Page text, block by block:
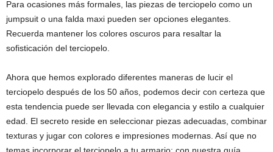
Para ocasiones más formales, las piezas de terciopelo como un
jumpsuit o una falda maxi pueden ser opciones elegantes.
Recuerda mantener los colores oscuros para resaltar la
sofisticación del terciopelo.
Ahora que hemos explorado diferentes maneras de lucir el
terciopelo después de los 50 años, podemos decir con certeza que
esta tendencia puede ser llevada con elegancia y estilo a cualquier
edad. El secreto reside en seleccionar piezas adecuadas, combinar
texturas y jugar con colores e impresiones modernas. Así que no